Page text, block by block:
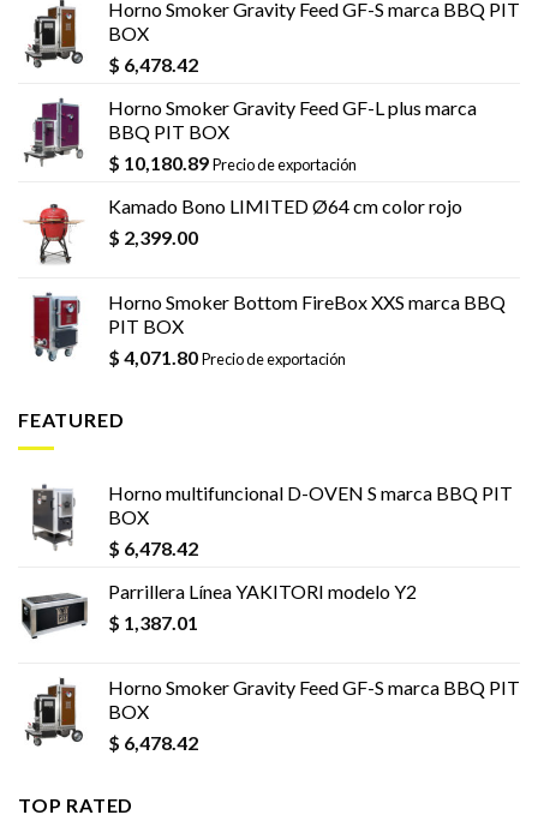
Horno Smoker Gravity Feed GF-S marca BBQ PIT
BOX
$ 6,478.42
Horno Smoker Gravity Feed GF-L plus marca
BBQ PIT BOX
$ 10,180.89Precio de exportación
Kamado Bono LIMITED Ø64 cm color rojo
$ 2,399.00
Horno Smoker Bottom FireBox XXS marca BBQ
PIT BOX
$ 4,071.80Precio de exportación
FEATURED
Horno multifuncional D-OVEN S marca BBQ PIT
BOX
$ 6,478.42
Parrillera Línea YAKITORI modelo Y2
$ 1,387.01
Horno Smoker Gravity Feed GF-S marca BBQ PIT
BOX
$ 6,478.42
TOP RATED